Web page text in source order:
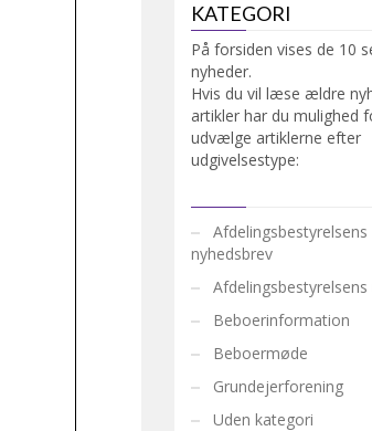
KATEGORI
På forsiden vises de 10
nyheder.
Hvis du vil læse ældre
artikler har du mulighed
udvælge artiklerne efter
udgivelsestype:
Afdelingsbestyrelsens
nyhedsbrev
Beboerinformation
Beboermøde
Grundejerforening
Uden kategori